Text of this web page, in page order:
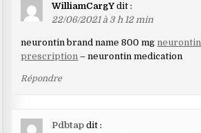
WilliamCargY dit :
22/06/2021 à 3 h 12 min
neurontin brand name 800 mg
prescription – neurontin medication
Répondre
Pdbtap dit :